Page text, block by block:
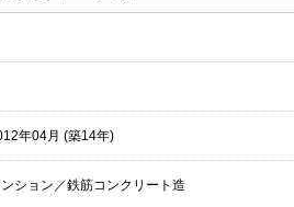
年04月 (築14年)
ンション／鉄筋コンクリート造